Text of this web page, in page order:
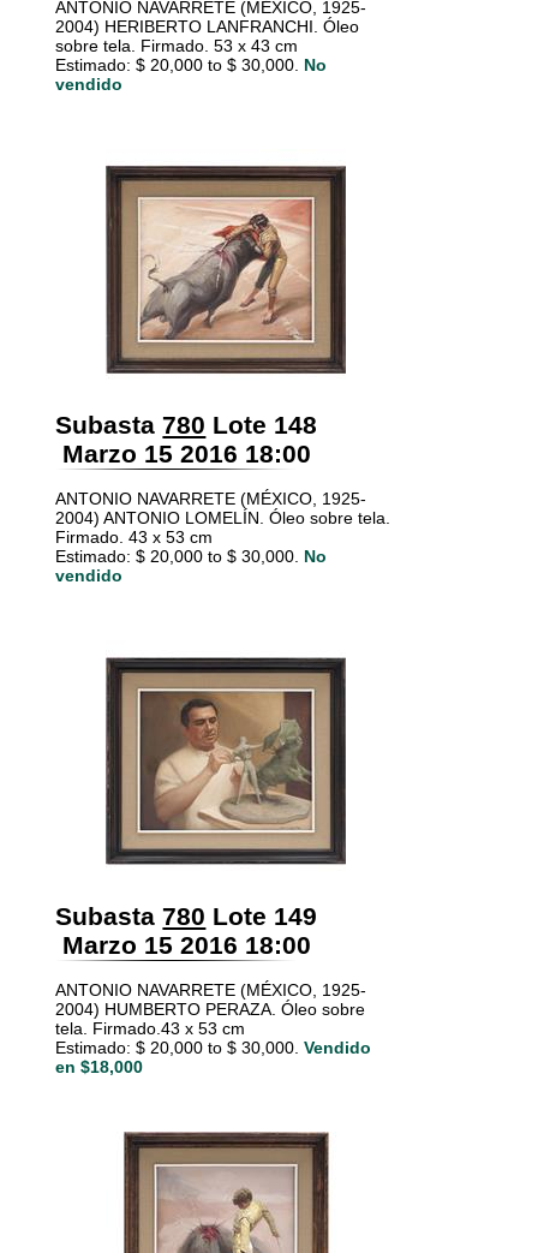
ANTONIO NAVARRETE (MÉXICO, 1925-
2004) HERIBERTO LANFRANCHI. Óleo
sobre tela. Firmado. 53 x 43 cm
Estimado: $ 20,000 to $ 30,000. No
vendido
Subasta 780 Lote 148
Marzo 15 2016 18:00
ANTONIO NAVARRETE (MÉXICO, 1925-
2004) ANTONIO LOMELÍN. Óleo sobre tela.
Firmado. 43 x 53 cm
Estimado: $ 20,000 to $ 30,000. No
vendido
Subasta 780 Lote 149
Marzo 15 2016 18:00
ANTONIO NAVARRETE (MÉXICO, 1925-
2004) HUMBERTO PERAZA. Óleo sobre
tela. Firmado.43 x 53 cm
Estimado: $ 20,000 to $ 30,000. Vendido
en $18,000